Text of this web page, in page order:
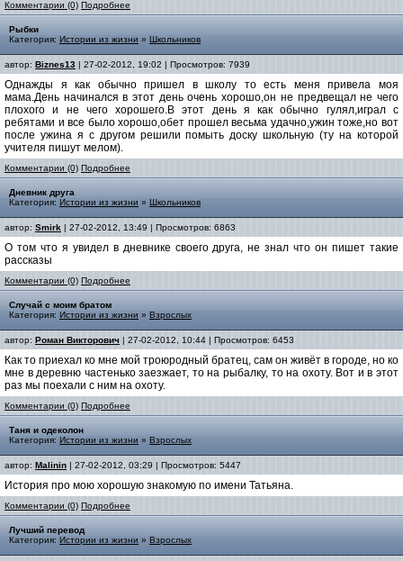
Комментарии (0) Подробнее
Рыбки
Категория: Истории из жизни » Школьников
автор: Biznes13 | 27-02-2012, 19:02 | Просмотров: 7939
Однажды я как обычно пришел в школу то есть меня привела моя
мама.День начинался в этот день очень хорошо,он не предвещал не чего
плохого и не чего хорошего.В этот день я как обычно гулял,играл с
ребятами и все было хорошо,обет прошел весьма удачно,ужин тоже,но вот
после ужина я с другом решили помыть доску школьную (ту на которой
учителя пишут мелом).
Комментарии (0) Подробнее
Дневник друга
Категория: Истории из жизни » Школьников
автор: Smirk | 27-02-2012, 13:49 | Просмотров: 6863
О том что я увидел в дневнике своего друга, не знал что он пишет такие
рассказы
Комментарии (0) Подробнее
Случай с моим братом
Категория: Истории из жизни » Взрослых
автор: Роман Викторович | 27-02-2012, 10:44 | Просмотров: 6453
Как то приехал ко мне мой троюродный братец, сам он живёт в городе, но ко
мне в деревню частенько заезжает, то на рыбалку, то на охоту. Вот и в этот
раз мы поехали с ним на охоту.
Комментарии (0) Подробнее
Таня и одеколон
Категория: Истории из жизни » Взрослых
автор: Malinin | 27-02-2012, 03:29 | Просмотров: 5447
История про мою хорошую знакомую по имени Татьяна.
Комментарии (0) Подробнее
Лучший перевод
Категория: Истории из жизни » Взрослых